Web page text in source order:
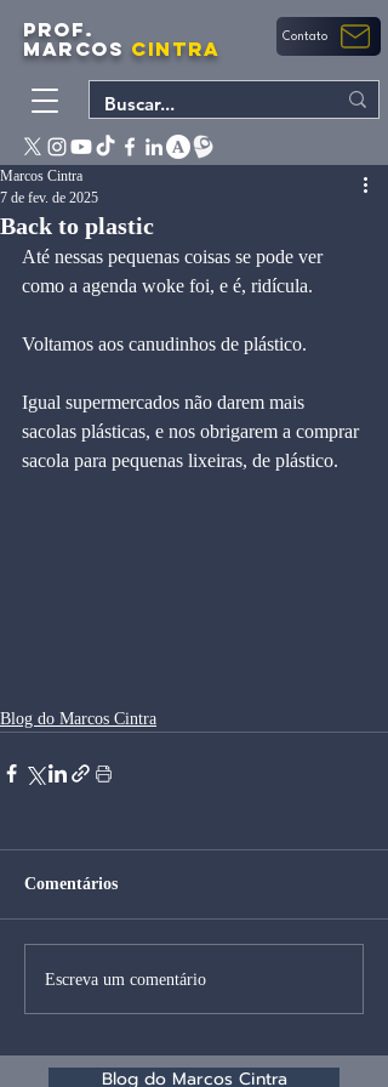
PROF.
MARCOS CINTRA Contato
Back to plastic
Marcos Cintra
7 de fev. de 2025
Até nessas pequenas coisas se pode ver
como a agenda woke foi, e é, ridícula.
Voltamos aos canudinhos de plástico.
Igual supermercados não darem mais
sacolas plásticas, e nos obrigarem a comprar
sacola para pequenas lixeiras, de plástico.
Blog do Marcos Cintra
Comentários
Escreva um comentário
Blog do Marcos Cintra